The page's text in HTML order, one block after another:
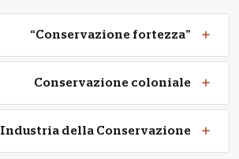
“Conservazione fortezza”
Conservazione coloniale
Industria della Conservazione